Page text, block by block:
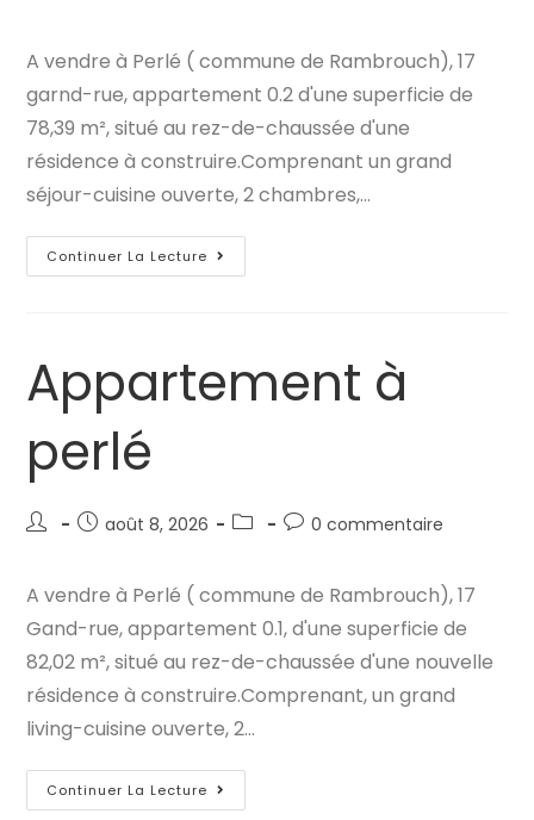
publication :
publication :
A vendre à Perlé ( commune de Rambrouch), 17
garnd-rue, appartement 0.2 d'une superficie de
78,39 m², situé au rez-de-chaussée d'une
résidence à construire.Comprenant un grand
séjour-cuisine ouverte, 2 chambres,…
Continuer La Lecture Appartement
À
Appartement à
perlé
Auteur/autrice
publication :
Publication
août 8, 2026
Post
Commentaires
publication :
0 commentaire
A vendre à Perlé ( commune de Rambrouch), 17
Gand-rue, appartement 0.1, d'une superficie de
82,02 m², situé au rez-de-chaussée d'une nouvelle
résidence à construire.Comprenant, un grand
living-cuisine ouverte, 2…
Continuer La Lecture Appartement
À